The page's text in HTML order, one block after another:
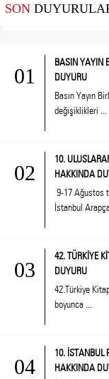
SON
01
BASIN YAYIN
DUYURU
Basın Yayın
değişiklikleri ...
02
10.
HAKKINDA
9-17 Ağustos
İstanbul
03
42. TÜRKİYE
DUYURU
42.Türkiye
boyunca ...
04
10. İSTANBUL
HAKKINDA